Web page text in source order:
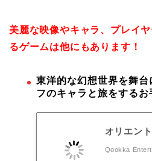
美麗な映像やキャラ、プレイ
るゲームは他にもあります！
東洋的な幻想世界を舞
フのキャラと旅をするお
オリエン
Qookka